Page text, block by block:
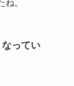
。
ってい